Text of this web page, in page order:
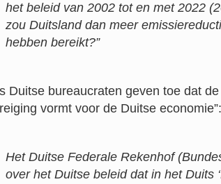
het beleid van 2002 tot en met 2022
zou Duitsland dan meer
hebben bereikt?”
Duitse bureaucraten geven toe dat de
vormt voor de Duitse economie”:
Het Duitse Federale Rekenhof (
over het Duitse beleid dat in het Duits